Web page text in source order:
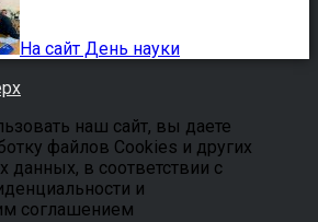
На сайт День науки
наш сайт, вы даете
файлов Cookies и других
данных, в соответствии с
и
соглашением